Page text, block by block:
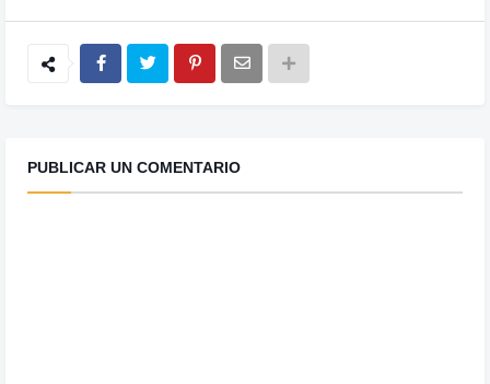
PUBLICAR UN COMENTARIO